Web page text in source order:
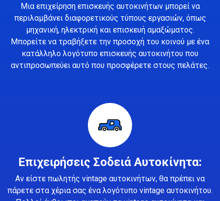
Μια επιχείρηση επισκευής αυτοκινήτων μπορεί να
περιλαμβάνει διαφορετικούς τύπους εργασιών, όπως
μηχανική, ηλεκτρική και επισκευή αμαξώματος.
Μπορείτε να τραβήξετε την προσοχή του κοινού με ένα
κατάλληλο λογότυπο επισκευής αυτοκινήτου που
αντιπροσωπεύει αυτό που προσφέρετε στους πελάτες.
Επιχειρήσεις Σοδειά Αυτοκίνητα:
Αν είστε πωλητής vintage αυτοκινήτων, θα πρέπει να
πάρετε στα χέρια σας ένα λογότυπο vintage αυτοκινήτου.